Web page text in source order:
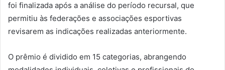
foi finalizada após a análise do período recursal, que
permitiu às federações e associações esportivas
revisarem as indicações realizadas anteriormente.
O prêmio é dividido em 15 categorias, abrangendo